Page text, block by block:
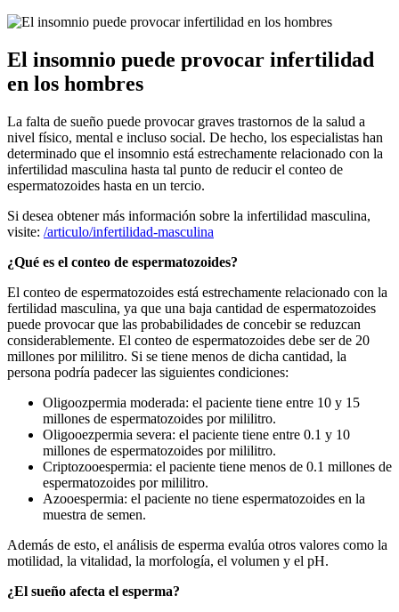
El insomnio puede provocar infertilidad
en los hombres
La falta de sueño puede provocar graves trastornos de la salud a
nivel físico, mental e incluso social. De hecho, los especialistas han
determinado que el insomnio está estrechamente relacionado con la
infertilidad masculina hasta tal punto de reducir el conteo de
espermatozoides hasta en un tercio.
Si desea obtener más información sobre la infertilidad masculina,
visite: /articulo/infertilidad-masculina
¿Qué es el conteo de espermatozoides?
El conteo de espermatozoides está estrechamente relacionado con la
fertilidad masculina, ya que una baja cantidad de espermatozoides
puede provocar que las probabilidades de concebir se reduzcan
considerablemente. El conteo de espermatozoides debe ser de 20
millones por mililitro. Si se tiene menos de dicha cantidad, la
persona podría padecer las siguientes condiciones:
Oligoozpermia moderada: el paciente tiene entre 10 y 15
millones de espermatozoides por mililitro.
Oligooezpermia severa: el paciente tiene entre 0.1 y 10
millones de espermatozoides por mililitro.
Criptozooespermia: el paciente tiene menos de 0.1 millones de
espermatozoides por mililitro.
Azooespermia: el paciente no tiene espermatozoides en la
muestra de semen.
Además de esto, el análisis de esperma evalúa otros valores como la
motilidad, la vitalidad, la morfología, el volumen y el pH.
¿El sueño afecta el esperma?